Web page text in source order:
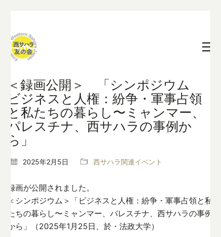
＜録画公開＞ 「シンポジウム
ビジネスと人権：紛争・軍事占領
と私たちの暮らし〜ミャンマー、
パレスチナ、西サハラの事例か
ら」
2025年2月5日 西サハラ関連イベント
録画が公開されました。
＜シンポジウム＞「ビジネスと人権：紛争・軍事占領と私
たちの暮らし〜ミャンマー、パレスチナ、西サハラの事例
から」（2025年1月25日、於・法政大学）